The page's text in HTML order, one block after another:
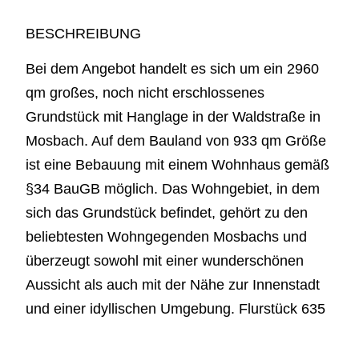
BESCHREIBUNG
Bei dem Angebot handelt es sich um ein 2960
qm großes, noch nicht erschlossenes
Grundstück mit Hanglage in der Waldstraße in
Mosbach. Auf dem Bauland von 933 qm Größe
ist eine Bebauung mit einem Wohnhaus gemäß
§34 BauGB möglich. Das Wohngebiet, in dem
sich das Grundstück befindet, gehört zu den
beliebtesten Wohngegenden Mosbachs und
überzeugt sowohl mit einer wunderschönen
Aussicht als auch mit der Nähe zur Innenstadt
und einer idyllischen Umgebung. Flurstück 635